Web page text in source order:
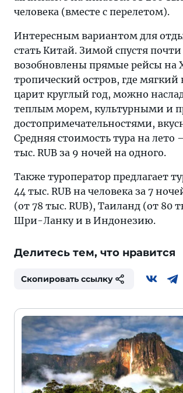
человека (вместе с перелетом).
Интересным вариантом для
стать Китай. Зимой спустя
возобновлены прямые рейсы на
тропический остров, где мягкий
царит круглый год, можно
теплым морем, культурными и
достопримечательностями,
Средняя стоимость тура на лето
тыс. RUB за 9 ночей на одного.
Также туроператор предлагает
44 тыс. RUB на человека за 7
(от 78 тыс. RUB), Таиланд (от 80
Шри-Ланку и в Индонезию.
Делитесь тем, что нравится
Скопировать ссылку